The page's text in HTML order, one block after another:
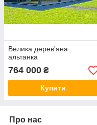
Велика дерев'яна
альтанка
764 000 ₴
Купити
Про нас